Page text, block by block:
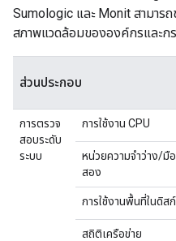
Sumologic และ Monit สามาร
สภาพแวดล้อมขององค์กรและก
ส่วนประกอบ
การตรวจ
สอบระดับ
ระบบ
การใช้งาน CPU
หน่วยความจำว่าง/มือ
สอง
การใช้งานพื้นที่ในดิสก์
สถิติเครือข่าย